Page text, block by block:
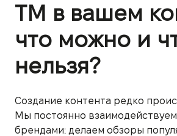
ТМ в вашем
что можно и
нельзя?
Создание контента редко
Мы постоянно
брендами: делаем обзоры